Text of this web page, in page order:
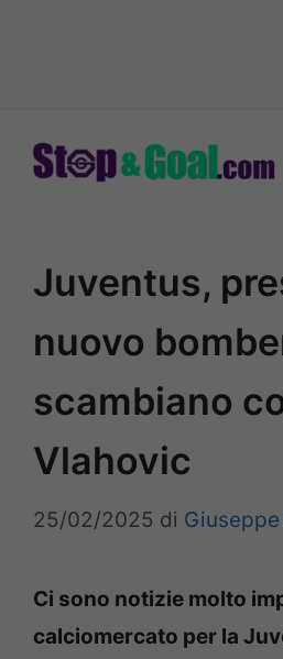
Juventus,
nuovo
scambiano
Vlahovic
25/02/2025 di Giuseppe
Ci sono notizie molto
calciomercato per la